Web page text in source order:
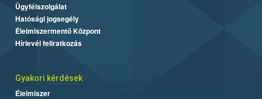
Ügyfélszolgálat
Hatósági jogsegély
Élelmiszermentő Központ
Hírlevél feliratkozás
Gyakori kérdések
Élelmiszer